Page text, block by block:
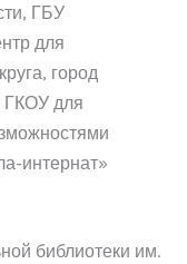
ГБУ
для
город
ГКОУ для
интернат»
библиотеки им.